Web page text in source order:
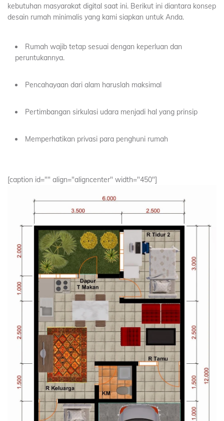
kebutuhan masyarakat digital saat ini. Berikut ini diantara konsep
desain rumah minimalis yang kami siapkan untuk Anda.
Rumah wajib tetap sesuai dengan keperluan dan
peruntukannya.
Pencahayaan dari alam haruslah maksimal
Pertimbangan sirkulasi udara menjadi hal yang prinsip
Memperhatikan privasi para penghuni rumah
[caption id="" align="aligncenter" width="450"]